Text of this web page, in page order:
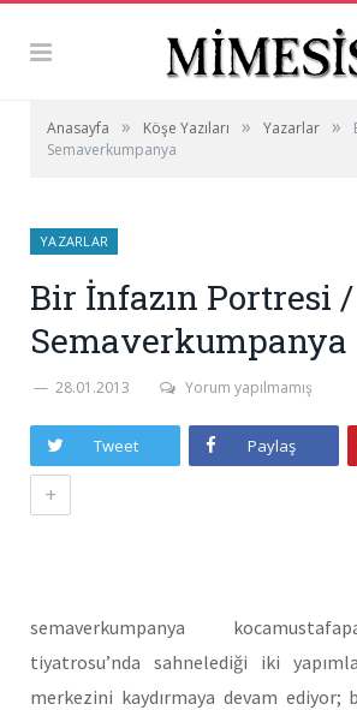
Anasayfa » Köşe Yazıları » Yazarlar »
Semaverkumpanya
YAZARLAR
Bir İnfazın Portresi /
Semaverkumpanya
28.01.2013 Yorum yapılmamış
Tweet Paylaş
+
semaverkumpanya
tiyatrosu’nda sahnelediği iki
merkezini kaydırmaya devam ediyor;